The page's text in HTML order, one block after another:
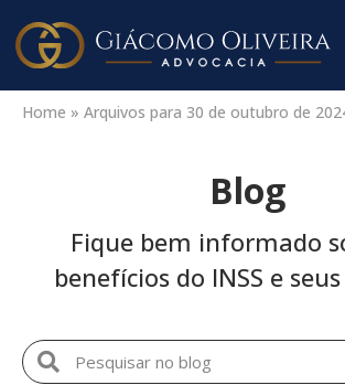
Home » Arquivos para 30 de outubro de
Blog
Fique bem informado
benefícios do INSS e